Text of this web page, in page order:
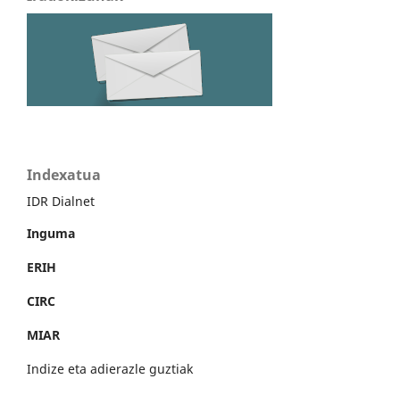
Indexatua
IDR Dialnet
Inguma
ERIH
CIRC
MIAR
Indize eta adierazle guztiak